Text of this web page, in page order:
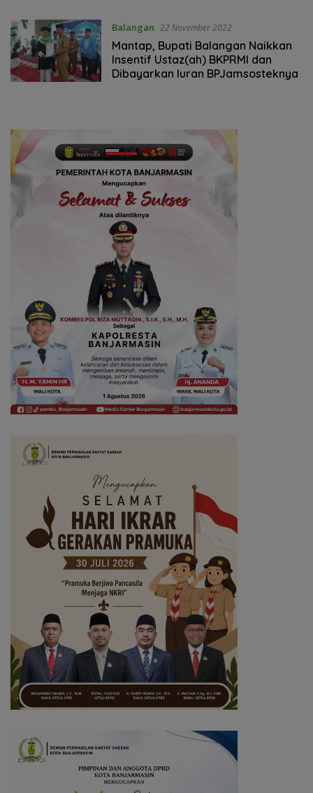
Balangan 22 November 2022
Mantap, Bupati Balangan Naikkan
Insentif Ustaz(ah) BKPRMI dan
Dibayarkan Iuran BPJamsosteknya